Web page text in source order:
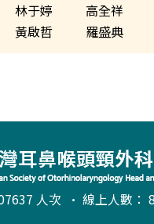
林于婷
高全祥
黃啟哲
羅盛典
人次 • 線上人數：